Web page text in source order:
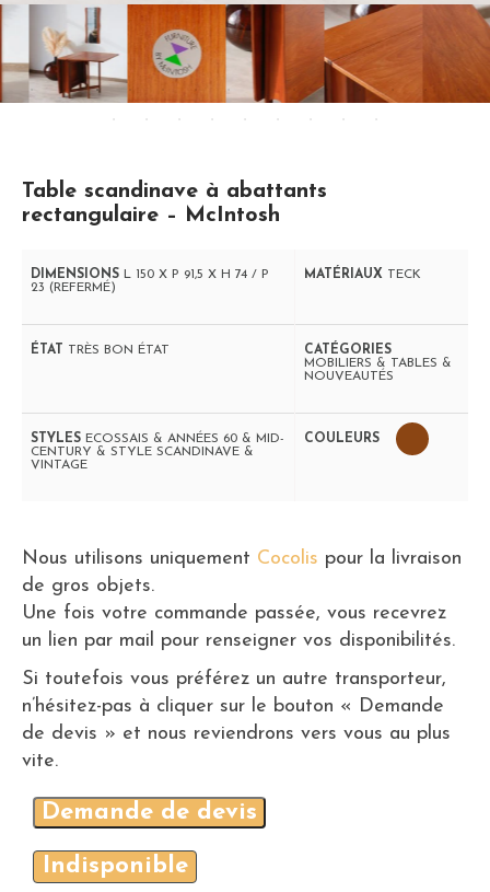
Table scandinave à abattants
rectangulaire – McIntosh
DIMENSIONS L 150 X P 91,5 X H 74 / P
23 (REFERMÉ)
MATÉRIAUX TECK
ÉTAT TRÈS BON ÉTAT
CATÉGORIES
MOBILIERS & TABLES &
NOUVEAUTÉS
STYLES ECOSSAIS & ANNÉES 60 & MID-
CENTURY & STYLE SCANDINAVE &
VINTAGE
COULEURS
Nous utilisons uniquement Cocolis pour la livraison
de gros objets.
Une fois votre commande passée, vous recevrez
un lien par mail pour renseigner vos disponibilités.
Si toutefois vous préférez un autre transporteur,
n’hésitez-pas à cliquer sur le bouton « Demande
de devis » et nous reviendrons vers vous au plus
vite.
Demande de devis
Indisponible